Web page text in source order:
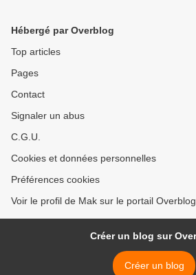
Hébergé par Overblog
Top articles
Pages
Contact
Signaler un abus
C.G.U.
Cookies et données personnelles
Préférences cookies
Voir le profil de Mak sur le portail Overblog
Créer un blog sur
Créer un blog